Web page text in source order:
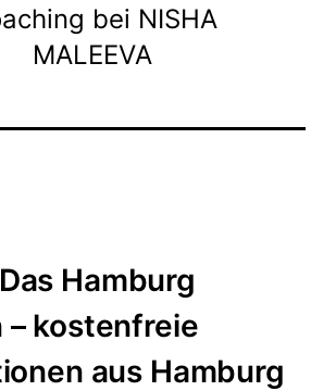
bei NISHA
MALEEVA
Hamburg
– kostenfreie
aus Hamburg